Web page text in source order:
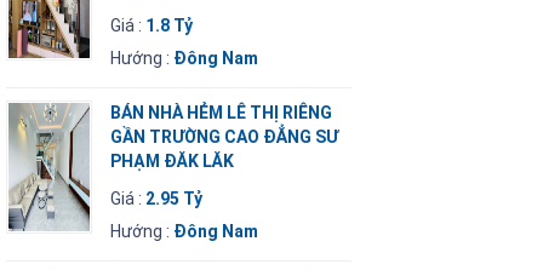
Giá : 1.8 Tỷ
Hướng : Đông Nam
BÁN NHÀ HẺM LÊ THỊ RIÊNG
GẦN TRƯỜNG CAO ĐẲNG SƯ
PHẠM ĐĂK LĂK
Giá : 2.95 Tỷ
Hướng : Đông Nam